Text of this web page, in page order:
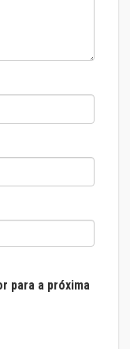
para a próxima